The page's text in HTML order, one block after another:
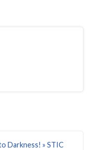
Darkness! » STIC